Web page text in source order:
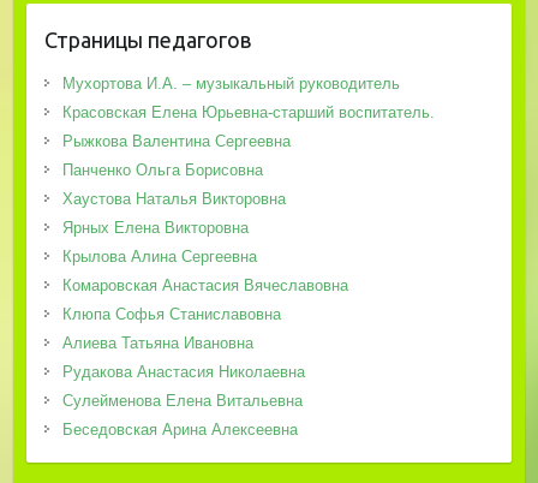
Страницы педагогов
Мухортова И.А. – музыкальный руководитель
Красовская Елена Юрьевна-старший воспитатель.
Рыжкова Валентина Сергеевна
Панченко Ольга Борисовна
Хаустова Наталья Викторовна
Ярных Елена Викторовна
Крылова Алина Сергеевна
Комаровская Анастасия Вячеславовна
Клюпа Софья Станиславовна
Алиева Татьяна Ивановна
Рудакова Анастасия Николаевна
Сулейменова Елена Витальевна
Беседовская Арина Алексеевна